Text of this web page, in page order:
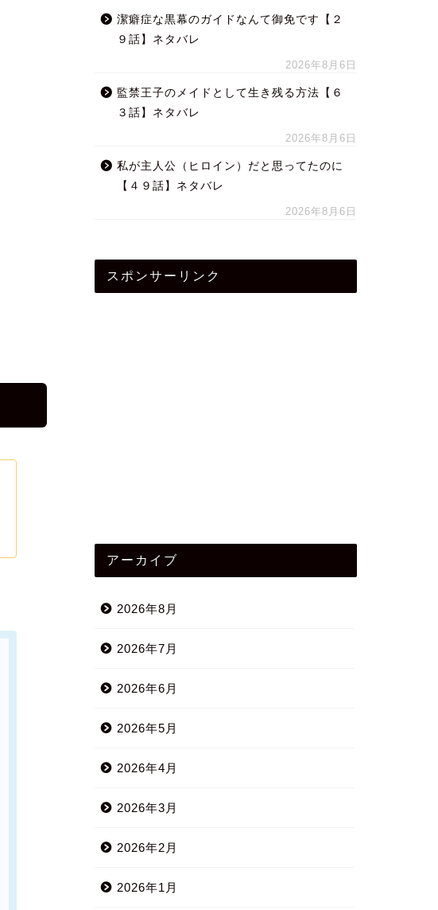
潔癖症な黒幕のガイドなんて御免です【２
９話】ネタバレ
2026年8月6日
監禁王子のメイドとして生き残る方法【６
３話】ネタバレ
2026年8月6日
私が主人公（ヒロイン）だと思ってたのに
【４９話】ネタバレ
2026年8月6日
スポンサーリンク
アーカイブ
2026年8月
2026年7月
2026年6月
2026年5月
2026年4月
2026年3月
2026年2月
2026年1月